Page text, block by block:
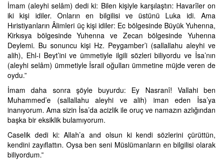
İmam (aleyhi selâm) dedi ki: Bilen kişiyle karşılaştın: Havarîler on
iki kişi idiler. Onların en bilgilisi ve üstünü Luka idi. Ama
Hıristiyanların Âlimleri üç kişi idiler: Ec bölgesinde Büyük Yuhenna,
Kirkısya bölgesinde Yuhenna ve Zecan bölgesinde Yuhenna
Deylemi. Bu sonuncu kişi Hz. Peygamber’i (sallallahu aleyhi ve
alih), Ehl-i Beyt’ini ve ümmetiyle ilgili sözleri biliyordu ve İsa’nın
(aleyhi selâm) ümmetiyle İsrail oğulları ümmetine müjde veren de
oydu.”
İmam daha sonra şöyle buyurdu: Ey Nasranî! Vallahi ben
Muhammed’e (sallallahu aleyhi ve alih) iman eden İsa’ya
inanıyorum. Ama sizin İsa’da acizlik ile oruç ve namazın azlığından
başka bir eksiklik bulamıyorum.
Caselik dedi ki: Allah’a and olsun ki kendi sözlerini çürüttün,
kendini zayıflattın. Oysa ben seni Müslümanların en bilgilisi olarak
biliyordum.”